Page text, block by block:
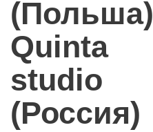
(Польша)
Quinta
studio
(Россия)